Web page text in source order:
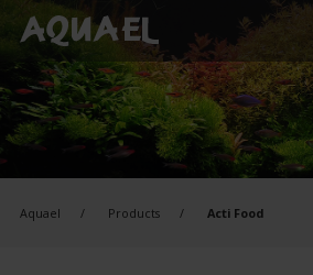
Aquael Products Acti Food